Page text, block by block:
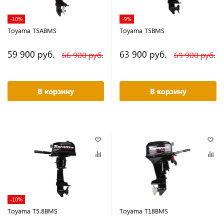
-10%
Toyama T5ABMS
59 900 руб. 66 900 руб.
В корзину
-9%
Toyama T5BMS
63 900 руб. 69 900 руб.
В корзину
-10%
Toyama T5.8BMS Toyama T18BMS